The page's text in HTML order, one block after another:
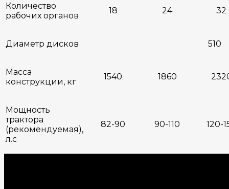
Количество
рабочих органов
18 24 32
Диаметр дисков 510
Масса
конструкции, кг
1540 1860
Мощность
трактора
(рекомендуемая),
л.с
82-90 90-110 120-